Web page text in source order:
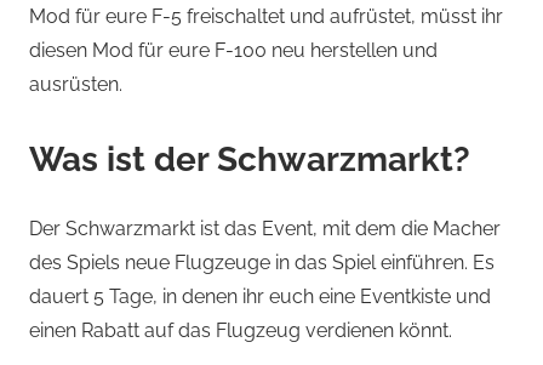
Mod für eure F-5 freischaltet und aufrüstet, müsst ihr
diesen Mod für eure F-100 neu herstellen und
ausrüsten.
Was ist der Schwarzmarkt?
Der Schwarzmarkt ist das Event, mit dem die Macher
des Spiels neue Flugzeuge in das Spiel einführen. Es
dauert 5 Tage, in denen ihr euch eine Eventkiste und
einen Rabatt auf das Flugzeug verdienen könnt.